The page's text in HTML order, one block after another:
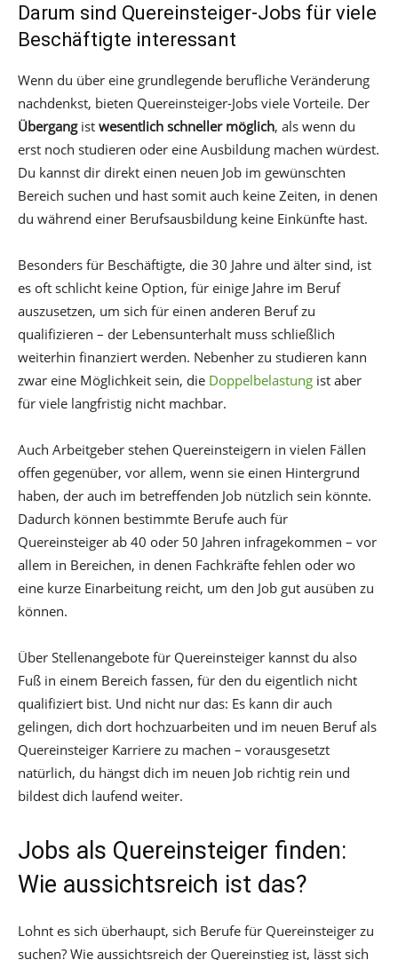
Darum sind Quereinsteiger-Jobs für viele
Beschäftigte interessant
Wenn du über eine grundlegende berufliche Veränderung
nachdenkst, bieten Quereinsteiger-Jobs viele Vorteile. Der
Übergangist wesentlich schneller möglich, als wenn du
erst noch studieren oder eine Ausbildung machen würdest.
Du kannst dir direkt einen neuen Job im gewünschten
Bereich suchen und hast somit auch keine Zeiten, in denen
du während einer Berufsausbildung keine Einkünfte hast.
Besonders für Beschäftigte, die 30 Jahre und älter sind, ist
es oft schlicht keine Option, für einige Jahre im Beruf
auszusetzen, um sich für einen anderen Beruf zu
qualifizieren – der Lebensunterhalt muss schließlich
weiterhin finanziert werden. Nebenher zu studieren kann
zwar eine Möglichkeit sein, die Doppelbelastung ist aber
für viele langfristig nicht machbar.
Auch Arbeitgeber stehen Quereinsteigern in vielen Fällen
offen gegenüber, vor allem, wenn sie einen Hintergrund
haben, der auch im betreffenden Job nützlich sein könnte.
Dadurch können bestimmte Berufe auch für
Quereinsteiger ab 40 oder 50 Jahren infragekommen – vor
allem in Bereichen, in denen Fachkräfte fehlen oder wo
eine kurze Einarbeitung reicht, um den Job gut ausüben zu
können.
Über Stellenangebote für Quereinsteiger kannst du also
Fuß in einem Bereich fassen, für den du eigentlich nicht
qualifiziert bist. Und nicht nur das: Es kann dir auch
gelingen, dich dort hochzuarbeiten und im neuen Beruf als
Quereinsteiger Karriere zu machen – vorausgesetzt
natürlich, du hängst dich im neuen Job richtig rein und
bildest dich laufend weiter.
Jobs als Quereinsteiger finden:
Wie aussichtsreich ist das?
Lohnt es sich überhaupt, sich Berufe für Quereinsteiger zu
suchen? Wie aussichtsreich der Quereinstieg ist, lässt sich